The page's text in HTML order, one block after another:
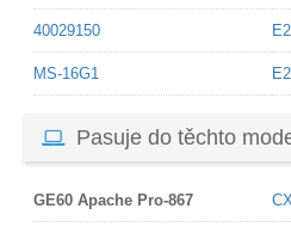
40029150
MS-16G1
Pasuje do těchto
GE60 Apache Pro-867